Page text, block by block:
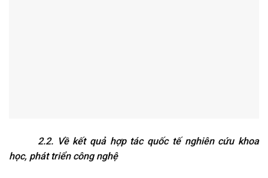
2.2. Về kết quả hợp tác quốc tế nghiên cứu khoa
học, phát triển công nghệ